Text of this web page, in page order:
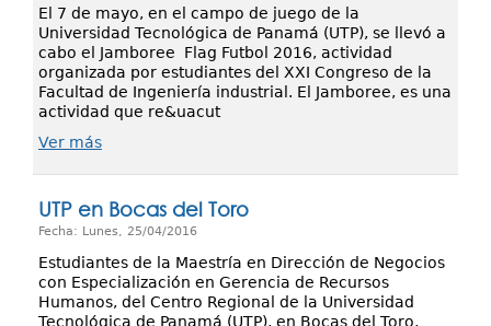
El 7 de mayo, en el campo de juego de la
Universidad Tecnológica de Panamá (UTP), se llevó a
cabo el Jamboree Flag Futbol 2016, actividad
organizada por estudiantes del XXI Congreso de la
Facultad de Ingeniería industrial. El Jamboree, es una
actividad que re&uacut
Ver más
UTP en Bocas del Toro
Fecha: Lunes, 25/04/2016
Estudiantes de la Maestría en Dirección de Negocios
con Especialización en Gerencia de Recursos
Humanos, del Centro Regional de la Universidad
Tecnológica de Panamá (UTP), en Bocas del Toro,